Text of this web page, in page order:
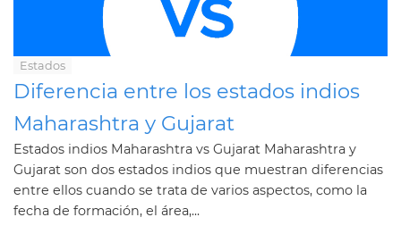
Estados
Diferencia entre los estados indios
Maharashtra y Gujarat
Estados indios Maharashtra vs Gujarat Maharashtra y
Gujarat son dos estados indios que muestran diferencias
entre ellos cuando se trata de varios aspectos, como la
fecha de formación, el área,...